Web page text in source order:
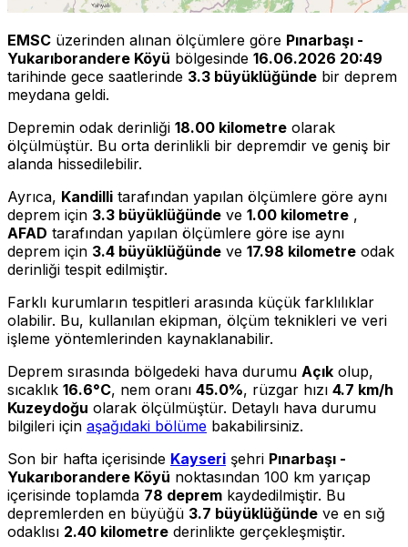
EMSC üzerinden alınan ölçümlere göre Pınarbaşı -
Yukarıborandere Köyü bölgesinde 16.06.2026 20:49
tarihinde gece saatlerinde 3.3 büyüklüğünde bir deprem
meydana geldi.
Depremin odak derinliği 18.00 kilometre olarak
ölçülmüştür. Bu orta derinlikli bir depremdir ve geniş bir
alanda hissedilebilir.
Ayrıca, Kandilli tarafından yapılan ölçümlere göre aynı
deprem için 3.3 büyüklüğünde ve 1.00 kilometre ,
AFAD tarafından yapılan ölçümlere göre ise aynı
deprem için 3.4 büyüklüğünde ve 17.98 kilometre odak
derinliği tespit edilmiştir.
Farklı kurumların tespitleri arasında küçük farklılıklar
olabilir. Bu, kullanılan ekipman, ölçüm teknikleri ve veri
işleme yöntemlerinden kaynaklanabilir.
Deprem sırasında bölgedeki hava durumu Açık olup,
sıcaklık 16.6°C, nem oranı 45.0%, rüzgar hızı 4.7 km/h
Kuzeydoğu olarak ölçülmüştür. Detaylı hava durumu
bilgileri için aşağıdaki bölüme bakabilirsiniz.
Son bir hafta içerisinde Kayseri şehri Pınarbaşı -
Yukarıborandere Köyü noktasından 100 km yarıçap
içerisinde toplamda 78 deprem kaydedilmiştir. Bu
depremlerden en büyüğü 3.7 büyüklüğünde ve en sığ
odaklısı 2.40 kilometre derinlikte gerçekleşmiştir.